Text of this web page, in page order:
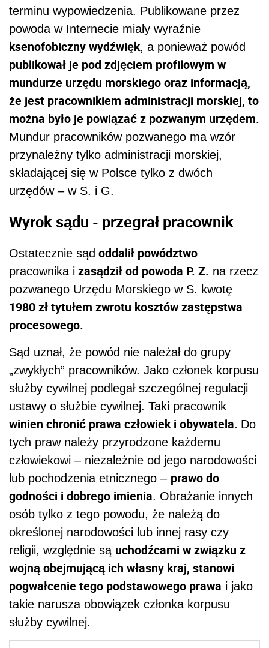
terminu wypowiedzenia. Publikowane przez
powoda w Internecie miały wyraźnie
ksenofobiczny wydźwięk, a ponieważ powód
publikował je pod zdjęciem profilowym w
mundurze urzędu morskiego oraz informacją,
że jest pracownikiem administracji morskiej, to
można było je powiązać z pozwanym urzędem.
Mundur pracowników pozwanego ma wzór
przynależny tylko administracji morskiej,
składającej się w Polsce tylko z dwóch
urzędów – w S. i G.
Wyrok sądu - przegrał pracownik
Ostatecznie sąd oddalił powództwo
pracownika i zasądził od powoda P. Z. na rzecz
pozwanego Urzędu Morskiego w S. kwotę
1980 zł tytułem zwrotu kosztów zastępstwa
procesowego.
Sąd uznał, że powód nie należał do grupy
„zwykłych” pracowników. Jako członek korpusu
służby cywilnej podlegał szczególnej regulacji
ustawy o służbie cywilnej. Taki pracownik
winien chronić prawa człowiek i obywatela. Do
tych praw należy przyrodzone każdemu
człowiekowi – niezależnie od jego narodowości
lub pochodzenia etnicznego – prawo do
godności i dobrego imienia. Obrażanie innych
osób tylko z tego powodu, że należą do
określonej narodowości lub innej rasy czy
religii, względnie są uchodźcami w związku z
wojną obejmującą ich własny kraj, stanowi
pogwałcenie tego podstawowego prawa i jako
takie narusza obowiązek członka korpusu
służby cywilnej.